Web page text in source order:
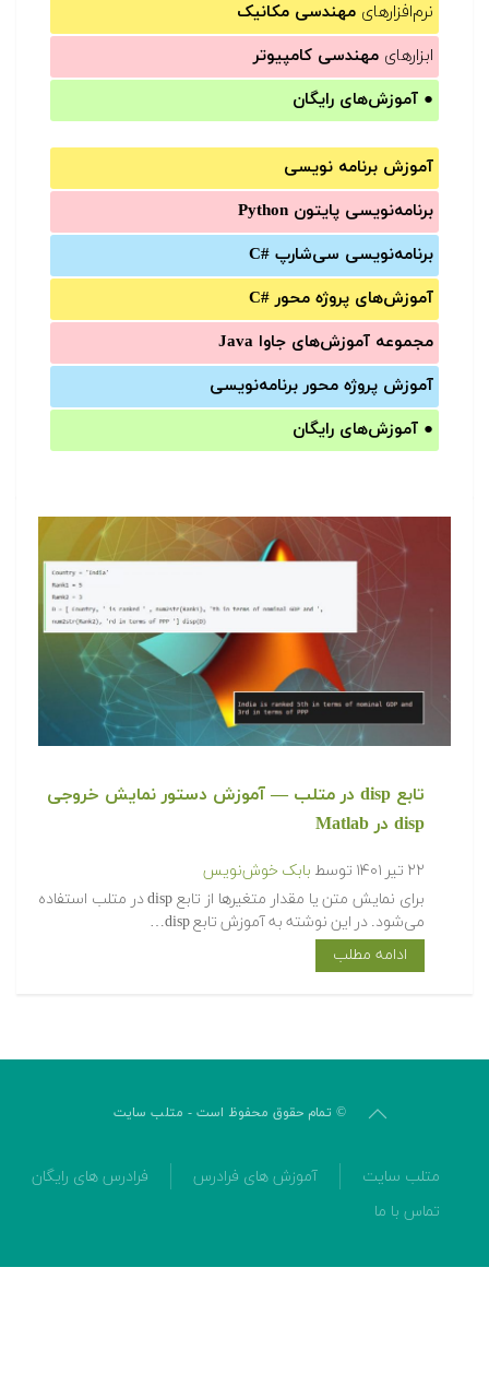
نرم‌افزارهای مهندسی مکانیک
ابزارهای مهندسی کامپیوتر
● آموزش‌های رایگان
آموزش برنامه نویسی
برنامه‌نویسی پایتون Python
برنامه‌‌نویسی سی‌شارپ C#‎
آموزش‌های پروژه محور #C
مجموعه آموزش‌های جاوا Java
آموزش‌ پروژه محور برنامه‌نویسی
● آموزش‌های رایگان
تابع disp در متلب — آموزش دستور نمایش خروجی
disp در Matlab
۲۲ تیر ۱۴۰۱ توسط بابک خوش‌نویس
برای نمایش متن یا مقدار متغیرها از تابع disp در متلب استفاده
می‌شود. در این نوشته به آموزش تابع disp…
ادامه مطلب
© تمام حقوق محفوظ است - متلب سایت
متلب سایت آموزش های فرادرس
فرادرس های رایگان
تماس با ما